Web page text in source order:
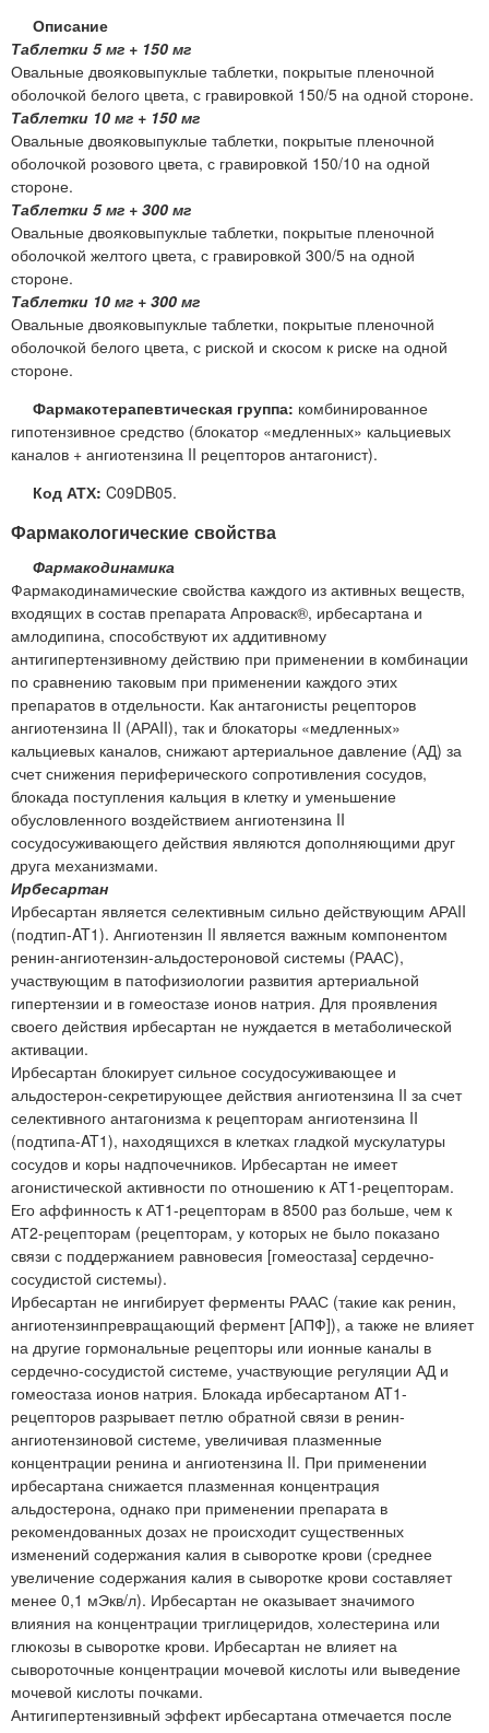
Описание
Таблетки 5 мг + 150 мг
Овальные двояковыпуклые таблетки, покрытые пленочной
оболочкой белого цвета, с гравировкой 150/5 на одной стороне.
Таблетки 10 мг + 150 мг
Овальные двояковыпуклые таблетки, покрытые пленочной
оболочкой розового цвета, с гравировкой 150/10 на одной
стороне.
Таблетки 5 мг + 300 мг
Овальные двояковыпуклые таблетки, покрытые пленочной
оболочкой желтого цвета, с гравировкой 300/5 на одной
стороне.
Таблетки 10 мг + 300 мг
Овальные двояковыпуклые таблетки, покрытые пленочной
оболочкой белого цвета, с риской и скосом к риске на одной
стороне.
Фармакотерапевтическая группа: комбинированное
гипотензивное средство (блокатор «медленных» кальциевых
каналов + ангиотензина II рецепторов антагонист).
Код АТХ: C09DB05.
Фармакологические свойства
Фармакодинамика
Фармакодинамические свойства каждого из активных веществ,
входящих в состав препарата Апроваск®, ирбесартана и
амлодипина, способствуют их аддитивному
антигипертензивному действию при применении в комбинации
по сравнению таковым при применении каждого этих
препаратов в отдельности. Как антагонисты рецепторов
ангиотензина II (АРАII), так и блокаторы «медленных»
кальциевых каналов, снижают артериальное давление (АД) за
счет снижения периферического сопротивления сосудов,
блокада поступления кальция в клетку и уменьшение
обусловленного воздействием ангиотензина II
сосудосуживающего действия являются дополняющими друг
друга механизмами.
Ирбесартан
Ирбесартан является селективным сильно действующим АРАII
(подтип-AT1). Ангиотензин II является важным компонентом
ренин-ангиотензин-альдостероновой системы (РААС),
участвующим в патофизиологии развития артериальной
гипертензии и в гомеостазе ионов натрия. Для проявления
своего действия ирбесартан не нуждается в метаболической
активации.
Ирбесартан блокирует сильное сосудосуживающее и
альдостерон-секретирующее действия ангиотензина II за счет
селективного антагонизма к рецепторам ангиотензина II
(подтипа-AT1), находящихся в клетках гладкой мускулатуры
сосудов и коры надпочечников. Ирбесартан не имеет
агонистической активности по отношению к АТ1-рецепторам.
Его аффинность к АТ1-рецепторам в 8500 раз больше, чем к
АТ2-рецепторам (рецепторам, у которых не было показано
связи с поддержанием равновесия [гомеостаза] сердечно-
сосудистой системы).
Ирбесартан не ингибирует ферменты РААС (такие как ренин,
ангиотензинпревращающий фермент [АПФ]), а также не влияет
на другие гормональные рецепторы или ионные каналы в
сердечно-сосудистой системе, участвующие регуляции АД и
гомеостаза ионов натрия. Блокада ирбесартаном AT1-
рецепторов разрывает петлю обратной связи в ренин-
ангиотензиновой системе, увеличивая плазменные
концентрации ренина и ангиотензина II. При применении
ирбесартана снижается плазменная концентрация
альдостерона, однако при применении препарата в
рекомендованных дозах не происходит существенных
изменений содержания калия в сыворотке крови (среднее
увеличение содержания калия в сыворотке крови составляет
менее 0,1 мЭкв/л). Ирбесартан не оказывает значимого
влияния на концентрации триглицеридов, холестерина или
глюкозы в сыворотке крови. Ирбесартан не влияет на
сывороточные концентрации мочевой кислоты или выведение
мочевой кислоты почками.
Антигипертензивный эффект ирбесартана отмечается после